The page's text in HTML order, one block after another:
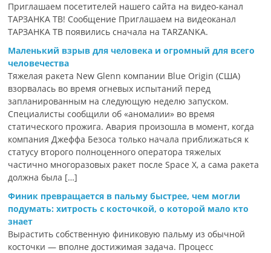
Приглашаем посетителей нашего сайта на видео-канал
ТАРЗАНКА ТВ! Сообщение Приглашаем на видеоканал
ТАРЗАНКА ТВ появились сначала на TARZANKA.
Маленький взрыв для человека и огромный для всего
человечества
Тяжелая ракета New Glenn компании Blue Origin (США)
взорвалась во время огневых испытаний перед
запланированным на следующую неделю запуском.
Специалисты сообщили об «аномалии» во время
статического прожига. Авария произошла в момент, когда
компания Джеффа Безоса только начала приближаться к
статусу второго полноценного оператора тяжелых
частично многоразовых ракет после Space X, а сама ракета
должна была […]
Финик превращается в пальму быстрее, чем могли
подумать: хитрость с косточкой, о которой мало кто
знает
Вырастить собственную финиковую пальму из обычной
косточки — вполне достижимая задача. Процесс